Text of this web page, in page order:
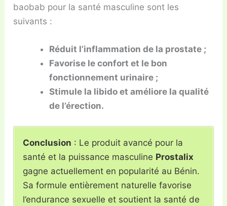
baobab pour la santé masculine sont les
suivants :
Réduit l’inflammation de la prostate ;
Favorise le confort et le bon
fonctionnement urinaire ;
Stimule la libido et améliore la qualité
de l’érection.
Conclusion : Le produit avancé pour la
santé et la puissance masculine Prostalix
gagne actuellement en popularité au Bénin.
Sa formule entièrement naturelle favorise
l’endurance sexuelle et soutient la santé de